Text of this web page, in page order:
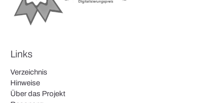
Links
Verzeichnis
Hinweise
Über das Projekt